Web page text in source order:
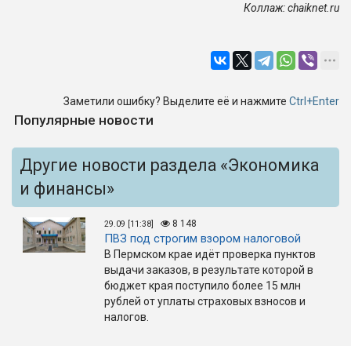
Коллаж:chaiknet.ru
Заметили ошибку? Выделите её и нажмите Ctrl+Enter
Популярные новости
Другие новости раздела «Экономика
и финансы»
29.09 [11:38] 8 148
ПВЗ под строгим взором налоговой
В Пермском крае идёт проверка пунктов
выдачи заказов, в результате которой в
бюджет края поступило более 15 млн
рублей от уплаты страховых взносов и
налогов.